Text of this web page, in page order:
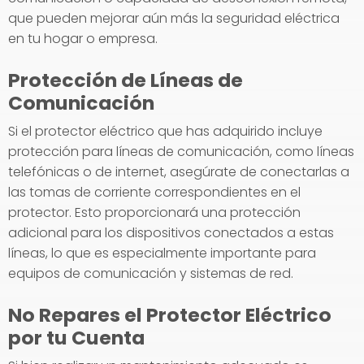
que pueden mejorar aún más la seguridad eléctrica
en tu hogar o empresa.
Protección de Líneas de
Comunicación
Si el protector eléctrico que has adquirido incluye
protección para líneas de comunicación, como líneas
telefónicas o de internet, asegúrate de conectarlas a
las tomas de corriente correspondientes en el
protector. Esto proporcionará una protección
adicional para los dispositivos conectados a estas
líneas, lo que es especialmente importante para
equipos de comunicación y sistemas de red.
No Repares el Protector Eléctrico
por tu Cuenta